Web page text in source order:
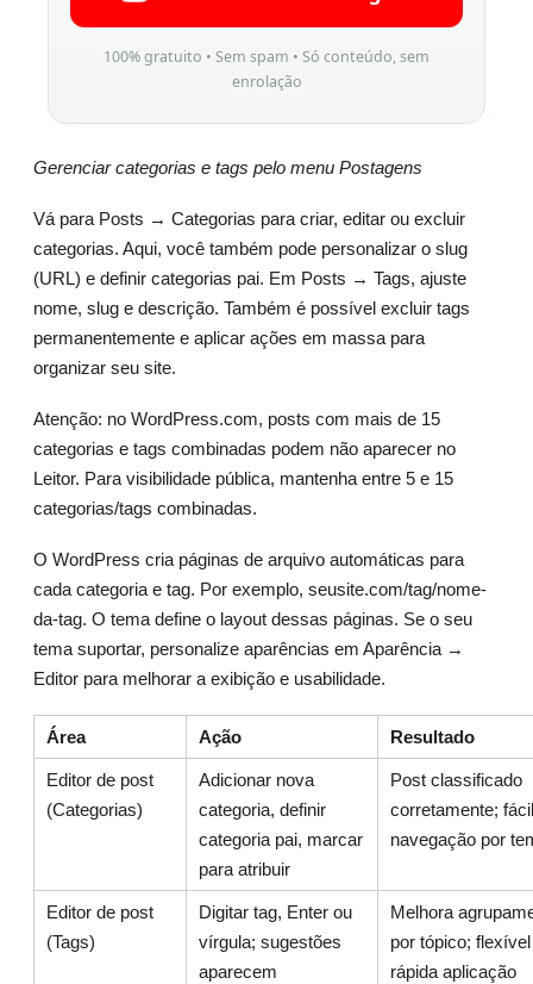
100% gratuito • Sem spam • Só conteúdo, sem
enrolação
Gerenciar categorias e tags pelo menu Postagens
Vá para Posts → Categorias para criar, editar ou excluir
categorias. Aqui, você também pode personalizar o slug
(URL) e definir categorias pai. Em Posts → Tags, ajuste
nome, slug e descrição. Também é possível excluir tags
permanentemente e aplicar ações em massa para
organizar seu site.
Atenção: no WordPress.com, posts com mais de 15
categorias e tags combinadas podem não aparecer no
Leitor. Para visibilidade pública, mantenha entre 5 e 15
categorias/tags combinadas.
O WordPress cria páginas de arquivo automáticas para
cada categoria e tag. Por exemplo, seusite.com/tag/nome-
da-tag. O tema define o layout dessas páginas. Se o seu
tema suportar, personalize aparências em Aparência →
Editor para melhorar a exibição e usabilidade.
Área Ação Resultado
Editor de post
(Categorias)
Adicionar nova
categoria, definir
categoria pai, marcar
para atribuir
Post classificado
corretamente; fácil
navegação por
Editor de post
(Tags)
Digitar tag, Enter ou
vírgula; sugestões
aparecem
Melhora
por tópico;
rápida aplicação